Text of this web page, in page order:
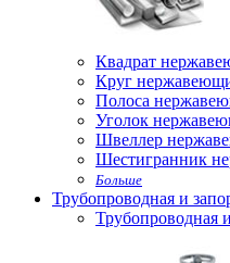
Квадрат
Круг
Полоса
Уголок
Швеллер
Шестигранник
Больше
Трубопроводная и
Трубопроводная